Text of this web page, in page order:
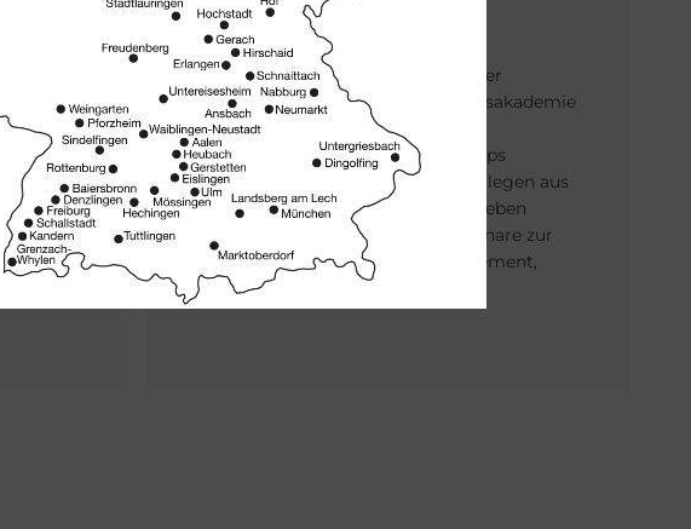
AG,
Wei­ter­bil­dung
Weiterbildungskurse finden u.a. in der
Mitarbeiter-, Verkaufs- und Führungsakademie
der bad & heizung concept AG statt.
Gemeinsamen Mitarbeiter-Workshops
ermöglichen den Austausch mit Kollegen aus
anderen bad & heizung Betrieben. Neben
fachlichen Themen stehen Dir Seminare zur
Persönlichkeitsbildung, Zeitmanagement,
Verkauf und Führung offen.